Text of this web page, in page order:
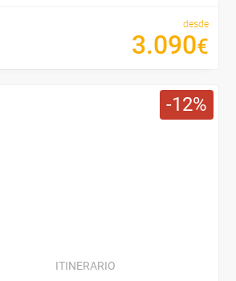
desde
3.090€
12
ITINERARIO